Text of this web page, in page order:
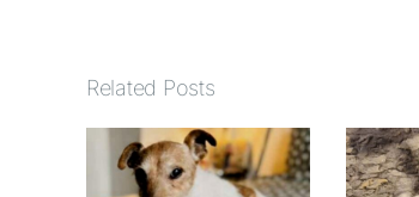
Related Posts